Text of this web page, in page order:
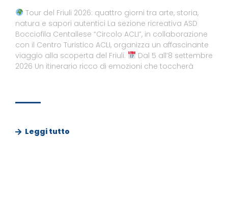
Tour del Friuli 2026: quattro giorni tra arte, storia,
natura e sapori autentici La sezione ricreativa ASD
Bocciofila Centallese “Circolo ACLI”, in collaborazione
con il Centro Turistico ACLI, organizza un affascinante
viaggio alla scoperta del Friuli.
Dal 5 all’8 settembre
2026 Un itinerario ricco di emozioni che toccherà
Leggi tutto